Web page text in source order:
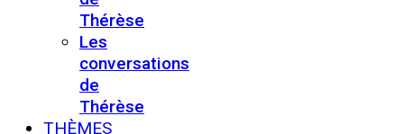
Thérèse
Les
conversations
de
Thérèse
THÈMES